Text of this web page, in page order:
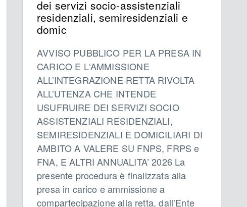
dei servizi socio-assistenziali
residenziali, semiresidenziali e
domic
AVVISO PUBBLICO PER LA PRESA IN
CARICO E L‘AMMISSIONE
ALL’INTEGRAZIONE RETTA RIVOLTA
ALL’UTENZA CHE INTENDE
USUFRUIRE DEI SERVIZI SOCIO
ASSISTENZIALI RESIDENZIALI,
SEMIRESIDENZIALI E DOMICILIARI DI
AMBITO A VALERE SU FNPS, FRPS e
FNA, E ALTRI ANNUALITA’ 2026 La
presente procedura è finalizzata alla
presa in carico e ammissione a
compartecipazione alla retta, dall’Ente